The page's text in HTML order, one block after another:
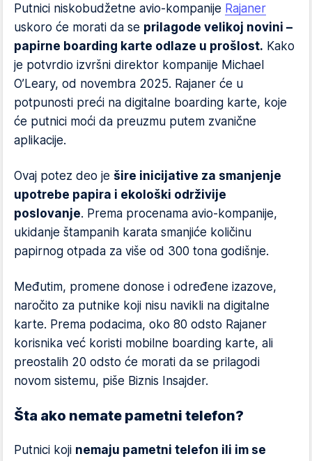
Putnici niskobudžetne avio-kompanije Rajaner
uskoro će morati da se prilagode velikoj novini –
papirne boarding karte odlaze u prošlost. Kako
je potvrdio izvršni direktor kompanije Michael
O’Leary, od novembra 2025. Rajaner će u
potpunosti preći na digitalne boarding karte, koje
će putnici moći da preuzmu putem zvanične
aplikacije.
Ovaj potez deo je šire inicijative za smanjenje
upotrebe papira i ekološki održivije
poslovanje. Prema procenama avio-kompanije,
ukidanje štampanih karata smanjiće količinu
papirnog otpada za više od 300 tona godišnje.
Međutim, promene donose i određene izazove,
naročito za putnike koji nisu navikli na digitalne
karte. Prema podacima, oko 80 odsto Rajaner
korisnika već koristi mobilne boarding karte, ali
preostalih 20 odsto će morati da se prilagodi
novom sistemu, piše Biznis Insajder.
Šta ako nemate pametni telefon?
Putnici koji nemaju pametni telefon ili im se